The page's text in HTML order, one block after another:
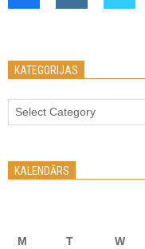
KATEGORIJAS
Kategorijas
KALENDĀRS
M T W